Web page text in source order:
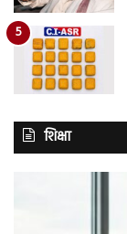
शिक्षा